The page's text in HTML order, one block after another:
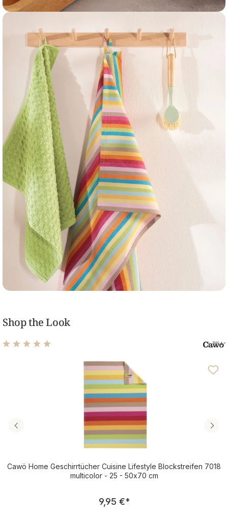
Shop the Look
Cawö Home Geschirrtücher Cuisine Lifestyle Blockstreifen 7018
multicolor - 25 - 50x70 cm
Regulärer Preis:
9,95 €*